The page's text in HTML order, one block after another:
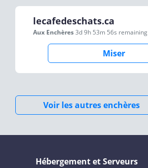
lecafedeschats.ca
Aux Enchères3d 9h 53m 56s remaining
Miser
Voir les autres enchères
Hébergement et Serveurs